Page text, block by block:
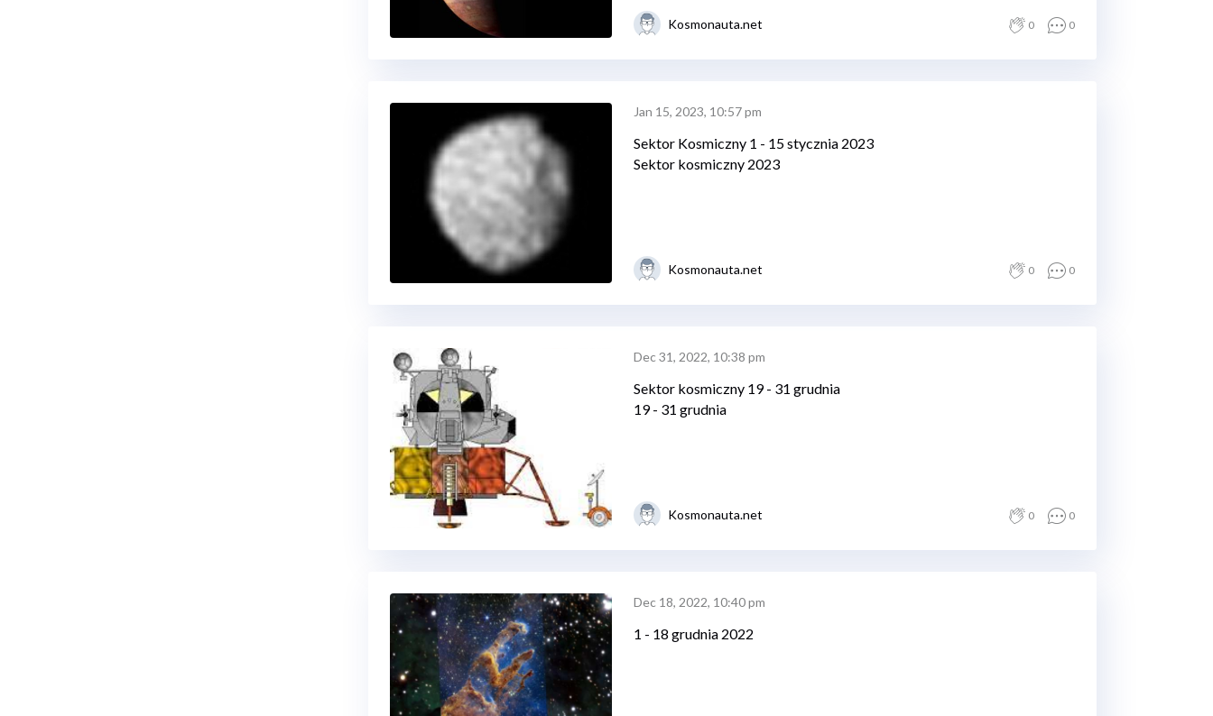
Kosmonauta.net 0 0
Jan 15, 2023, 10:57 pm
Sektor Kosmiczny 1 - 15 stycznia 2023
Sektor kosmiczny 2023
Kosmonauta.net 0 0
Dec 31, 2022, 10:38 pm
Sektor kosmiczny 19 - 31 grudnia
19 - 31 grudnia
Kosmonauta.net 0 0
Dec 18, 2022, 10:40 pm
1 - 18 grudnia 2022